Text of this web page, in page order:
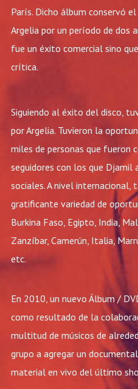
París. Dicho álbum conservó
Argelia por un período de dos
fue un éxito comercial sino
crítica.
Siguiendo al éxito del disco,
por Argelia. Tuvieron la
miles de personas que fueron
seguidores con los que Djamil
sociales. A nivel internacional,
gratificante variedad de
Burkina Faso, Egipto, India,
Zanzíbar, Camerún, Italia,
etc.
En 2010, un nuevo Álbum /
como resultado de la
multitud de músicos de
grupo a agregar un
material en vivo del último